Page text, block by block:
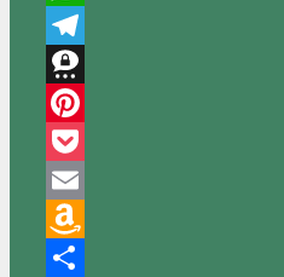
WhatsApp
Telegram
Threema
Pinterest
Pocket
Email
Amazon